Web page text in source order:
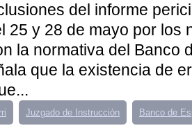
del informe
25 y 28 de mayo por los
la normativa del Banco
que la existencia de
Juzgado de Instrucción Banco de